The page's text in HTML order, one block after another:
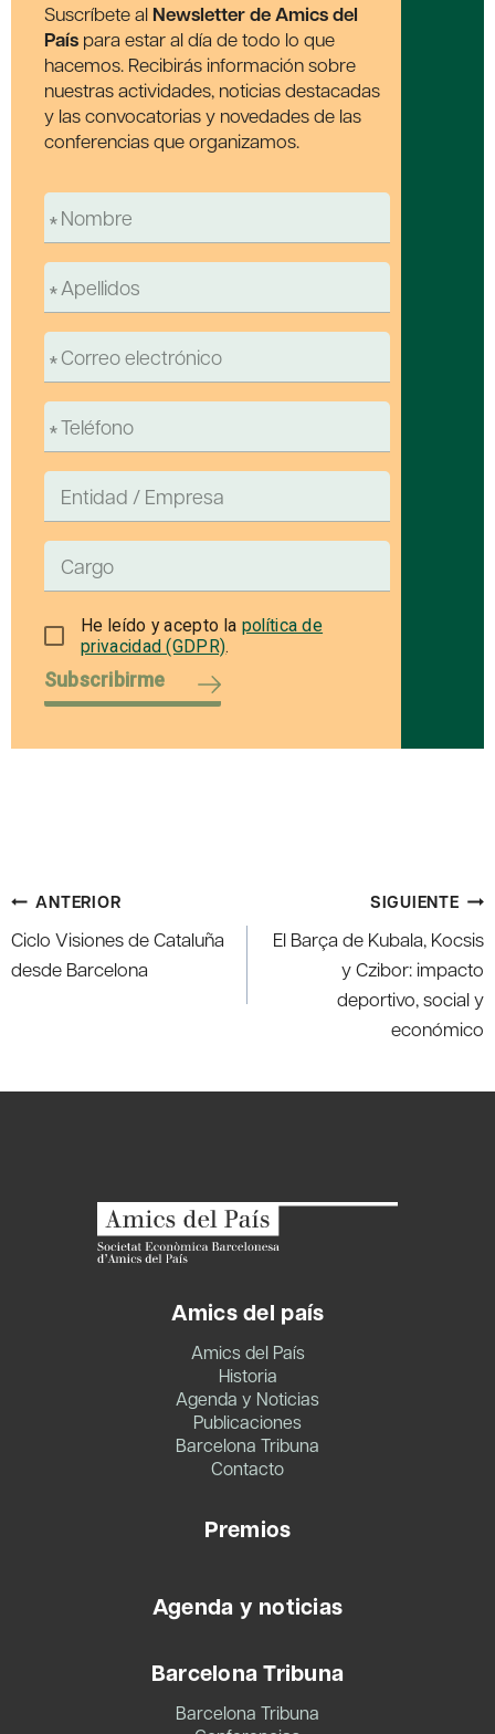
Suscríbete al Newsletter de Amics del
País para estar al día de todo lo que
hacemos. Recibirás información sobre
nuestras actividades, noticias destacadas
y las convocatorias y novedades de las
conferencias que organizamos.
He leído y acepto la política de
privacidad (GDPR).
Subscribirme
Navegación
de
entradas
ANTERIOR
Ciclo Visiones de Cataluña
desde Barcelona
SIGUIENTE
El Barça de Kubala, Kocsis
y Czibor: impacto
deportivo, social y
económico
Amics del país
Amics del País
Historia
Agenda y Noticias
Publicaciones
Barcelona Tribuna
Contacto
Premios
Agenda y noticias
Barcelona Tribuna
Barcelona Tribuna